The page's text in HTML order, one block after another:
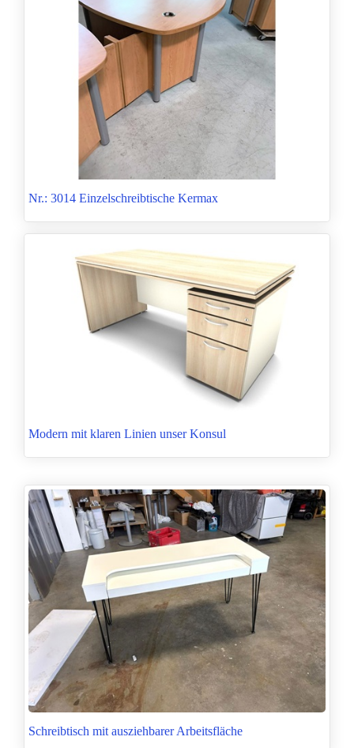
Nr.: 3014 Einzelschreibtische Kermax
Modern mit klaren Linien unser Konsul
Schreibtisch mit ausziehbarer Arbeitsfläche